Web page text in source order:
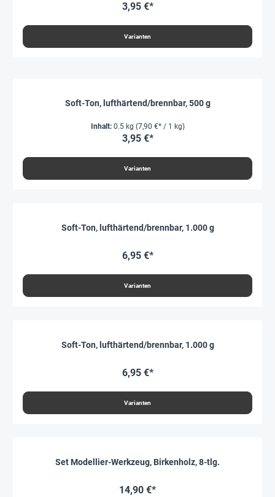
3,95 €*
Varianten
Soft-Ton, lufthärtend/brennbar, 500 g
Inhalt: 0.5 kg (7,90 €* / 1 kg)
3,95 €*
Varianten
Soft-Ton, lufthärtend/brennbar, 1.000 g
6,95 €*
Varianten
Soft-Ton, lufthärtend/brennbar, 1.000 g
6,95 €*
Varianten
Set Modellier-Werkzeug, Birkenholz, 8-tlg.
14,90 €*